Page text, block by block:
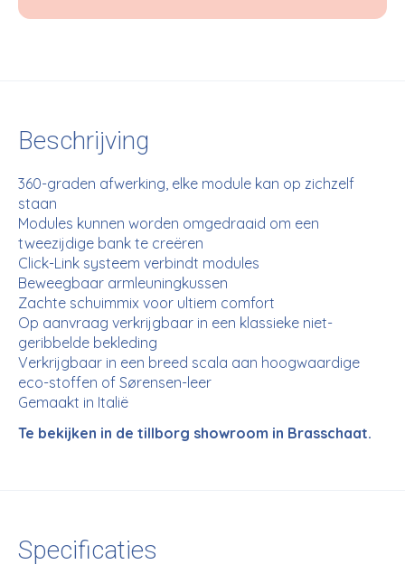
Beschrijving
360-graden afwerking, elke module kan op zichzelf
staan
Modules kunnen worden omgedraaid om een ​​
tweezijdige bank te creëren
Click-Link systeem verbindt modules
Beweegbaar armleuningkussen
Zachte schuimmix voor ultiem comfort
Op aanvraag verkrijgbaar in een klassieke niet-
geribbelde bekleding
Verkrijgbaar in een breed scala aan hoogwaardige
eco-stoffen of Sørensen-leer
Gemaakt in Italië
Te bekijken in de tillborg showroom in Brasschaat.
Specificaties